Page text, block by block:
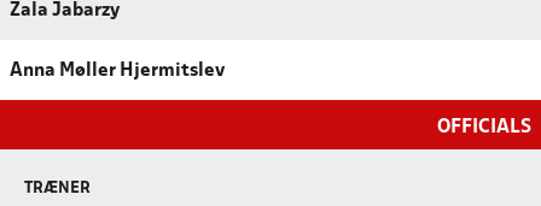
Zala Jabarzy
Anna Møller Hjermitslev
OFFICIALS
TRÆNER